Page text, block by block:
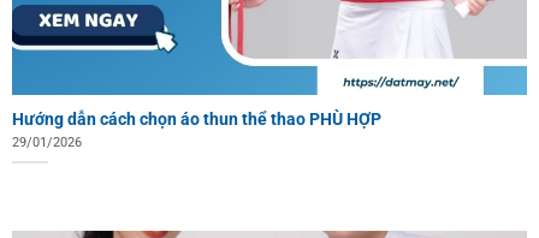
Hướng dẫn cách chọn áo thun thể thao PHÙ HỢP
29/01/2026